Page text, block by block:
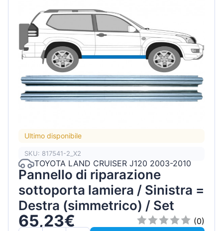
Ultimo disponibile
SKU: 817541-2_X2
TOYOTA LAND CRUISER J120 2003-2010
Pannello di riparazione
sottoporta lamiera / Sinistra =
Destra (simmetrico) / Set
65,23€
(0)